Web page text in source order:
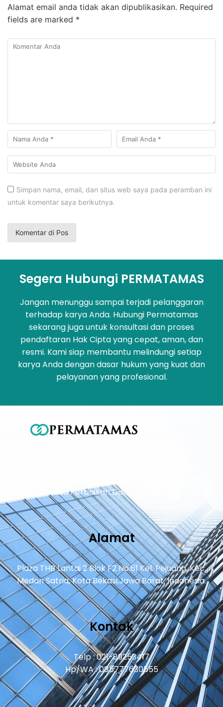
Alamat email anda tidak akan dipublikasikan. Required
fields are marked *
Simpan nama, email, dan situs web saya pada peramban ini
untuk komentar saya berikutnya.
Segera Hubungi PERMATAMAS
Jangan menunggu sampai terjadi pelanggaran
terhadap karya Anda. Hubungi Permatamas
sekarang juga untuk konsultasi dan proses
pendaftaran Hak Cipta yang cepat, aman, dan
resmi. Kami siap membantu melindungi setiap
karya Anda dengan dasar hukum yang kuat dan
pelayanan yang profesional.
Jasa Perbaikan Data Hak Cipta.
Alamat
Plaza THB Lantai 2 Blok F2 No.61 Kel. Pejuang, Kec.
Medan Satria, Kota Bekasi,Jawa Barat, Indonesia.
Kontak
Telp : 021-89253417
Hp/WA : 085777630555